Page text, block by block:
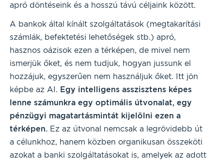
apró döntéseink és a hosszú távú céljaink között.
A bankok által kínált szolgáltatások (megtakarítási
számlák, befektetési lehetőségek stb.) apró,
hasznos oázisok ezen a térképen, de mivel nem
ismerjük őket, és nem tudjuk, hogyan jussunk el
hozzájuk, egyszerűen nem használjuk őket. Itt jön
képbe az AI. Egy intelligens asszisztens képes
lenne számunkra egy optimális útvonalat, egy
pénzügyi magatartásmintát kijelölni ezen a
térképen. Ez az útvonal nemcsak a legrövidebb út
a célunkhoz, hanem közben organikusan összeköti
azokat a banki szolgáltatásokat is, amelyek az adott